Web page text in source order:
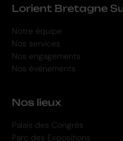
Lorient Bretagne
Notre équipe
Nos services
Nos engagements
Nos événements
Nos lieux
Palais des Congrès
Parc des Expositions